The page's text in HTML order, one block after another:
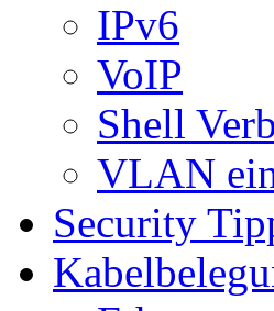
IPv6
VoIP
Shell
VLAN
Security